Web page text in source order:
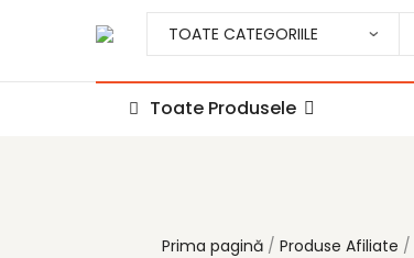
Toate Produsele
Prima pagină Produse Afiliate